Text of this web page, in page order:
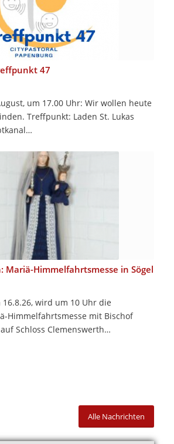
47
um 17.00 Uhr: Wir wollen heute
Treffpunkt: Laden St. Lukas
Mariä-Himmelfahrtsmesse in Sögel
16.8.26, wird um 10 Uhr die
Himmelfahrtsmesse mit Bischof
Schloss Clemenswerth…
Alle Nachrichten